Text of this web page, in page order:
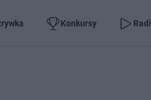
Konkursy